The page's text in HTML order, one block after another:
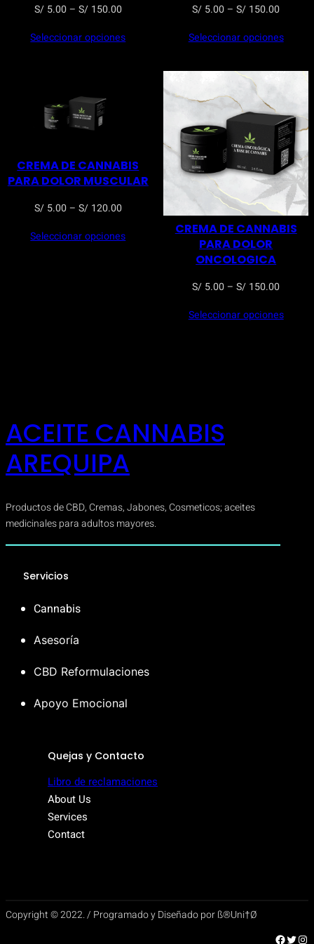
S/5.00 – S/150.00Rango
precios:
Seleccionar opciones
S/ 5.00 – S/ 150.00Rango
precios:
S/ 5.00
S/
Seleccionar opciones
CREMA DE CANNABIS
PARA DOLOR MUSCULAR
S/5.00 – S/120.00Rango
precios:
Seleccionar opciones
CREMA DE CANNABIS
PARA DOLOR
ONCOLOGICA
S/ 5.00 – S/ 150.00Rango
precios:
Seleccionar opciones
ACEITE CANNABIS
AREQUIPA
Productos de CBD, Cremas, Jabones, Cosmeticos; aceites
medicinales para adultos mayores.
Servicios
Cannabis
Asesoría
CBD Reformulaciones
Apoyo Emocional
Quejas y Contacto
Libro de reclamaciones
About Us
Services
Contact
Copyright © 2022. / Programado y Diseñado por ß®Uni†Ø
Facebook Twitter Instagram